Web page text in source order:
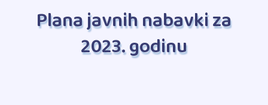
Plana javnih nabavki za
2023. godinu